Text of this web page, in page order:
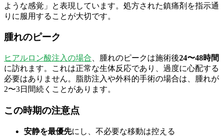
ような感覚」と表現しています。処方された鎮痛剤を指示通
りに服用することが大切です。
腫れのピーク
ヒアルロン酸注入の場合 、腫れのピークは施術後24〜48時間
に訪れます。これは正常な生体反応であり、過度に心配する
必要はありません。脂肪注入や外科的手術の場合は、腫れが
2〜3日間続くことがあります。
この時期の注意点
安静を最優先にし、不必要な移動は控える